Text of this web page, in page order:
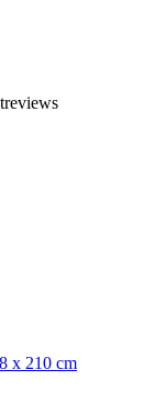
x 210 cm